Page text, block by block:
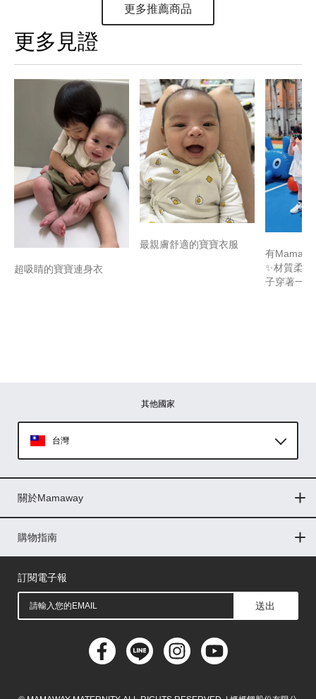
更多推薦商品
更多見證
超吸睛的寶寶連身衣
最親膚舒適的寶寶衣服
有
✨材質柔
子穿著一
其他國家
台灣
印尼
菲律賓
馬來西亞
關於Mamaway
門市據點
最新消息
品牌故事
人力招募
媒體花絮
隱私權聲明
CSR企業社會責任
購物指南
購物常見問題
退換貨問題
儲值金使用條款
購買儲值金
發票問題
會員權益
線上留言
吸乳器-免費體驗
訂閱電子報
送出